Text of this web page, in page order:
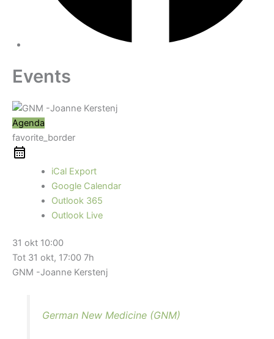
Events
Agenda
favorite_border
iCal Export
Google Calendar
Outlook 365
Outlook Live
31 okt 10:00
Tot 31 okt, 17:00 7h
GNM -Joanne Kerstenj
German New Medicine (GNM)